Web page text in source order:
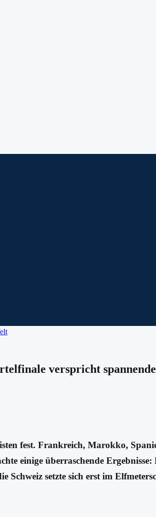
verspricht
fest. Frankreich, Marokko,
einige überraschende
setzte sich erst im